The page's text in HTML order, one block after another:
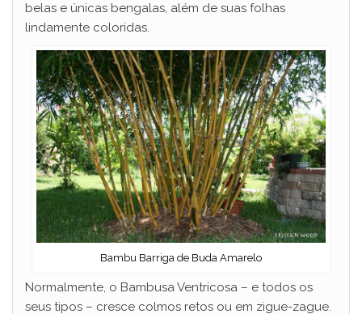
belas e únicas bengalas, além de suas folhas
lindamente coloridas.
Bambu Barriga de Buda Amarelo
Normalmente, o Bambusa Ventricosa – e todos os
seus tipos – cresce colmos retos ou em zigue-zague.